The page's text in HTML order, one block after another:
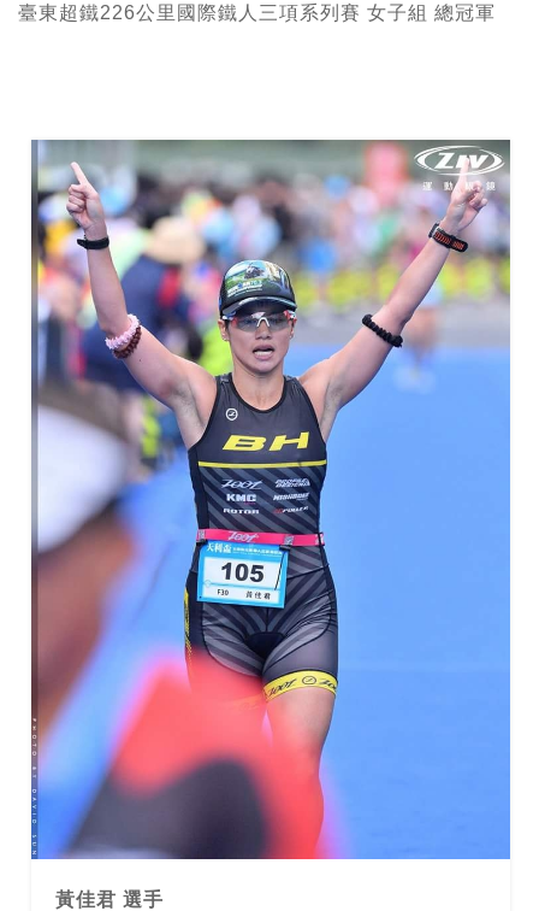
臺東超鐵226公里國際鐵人三項系列賽 女子組 總冠軍
黃佳君 選手